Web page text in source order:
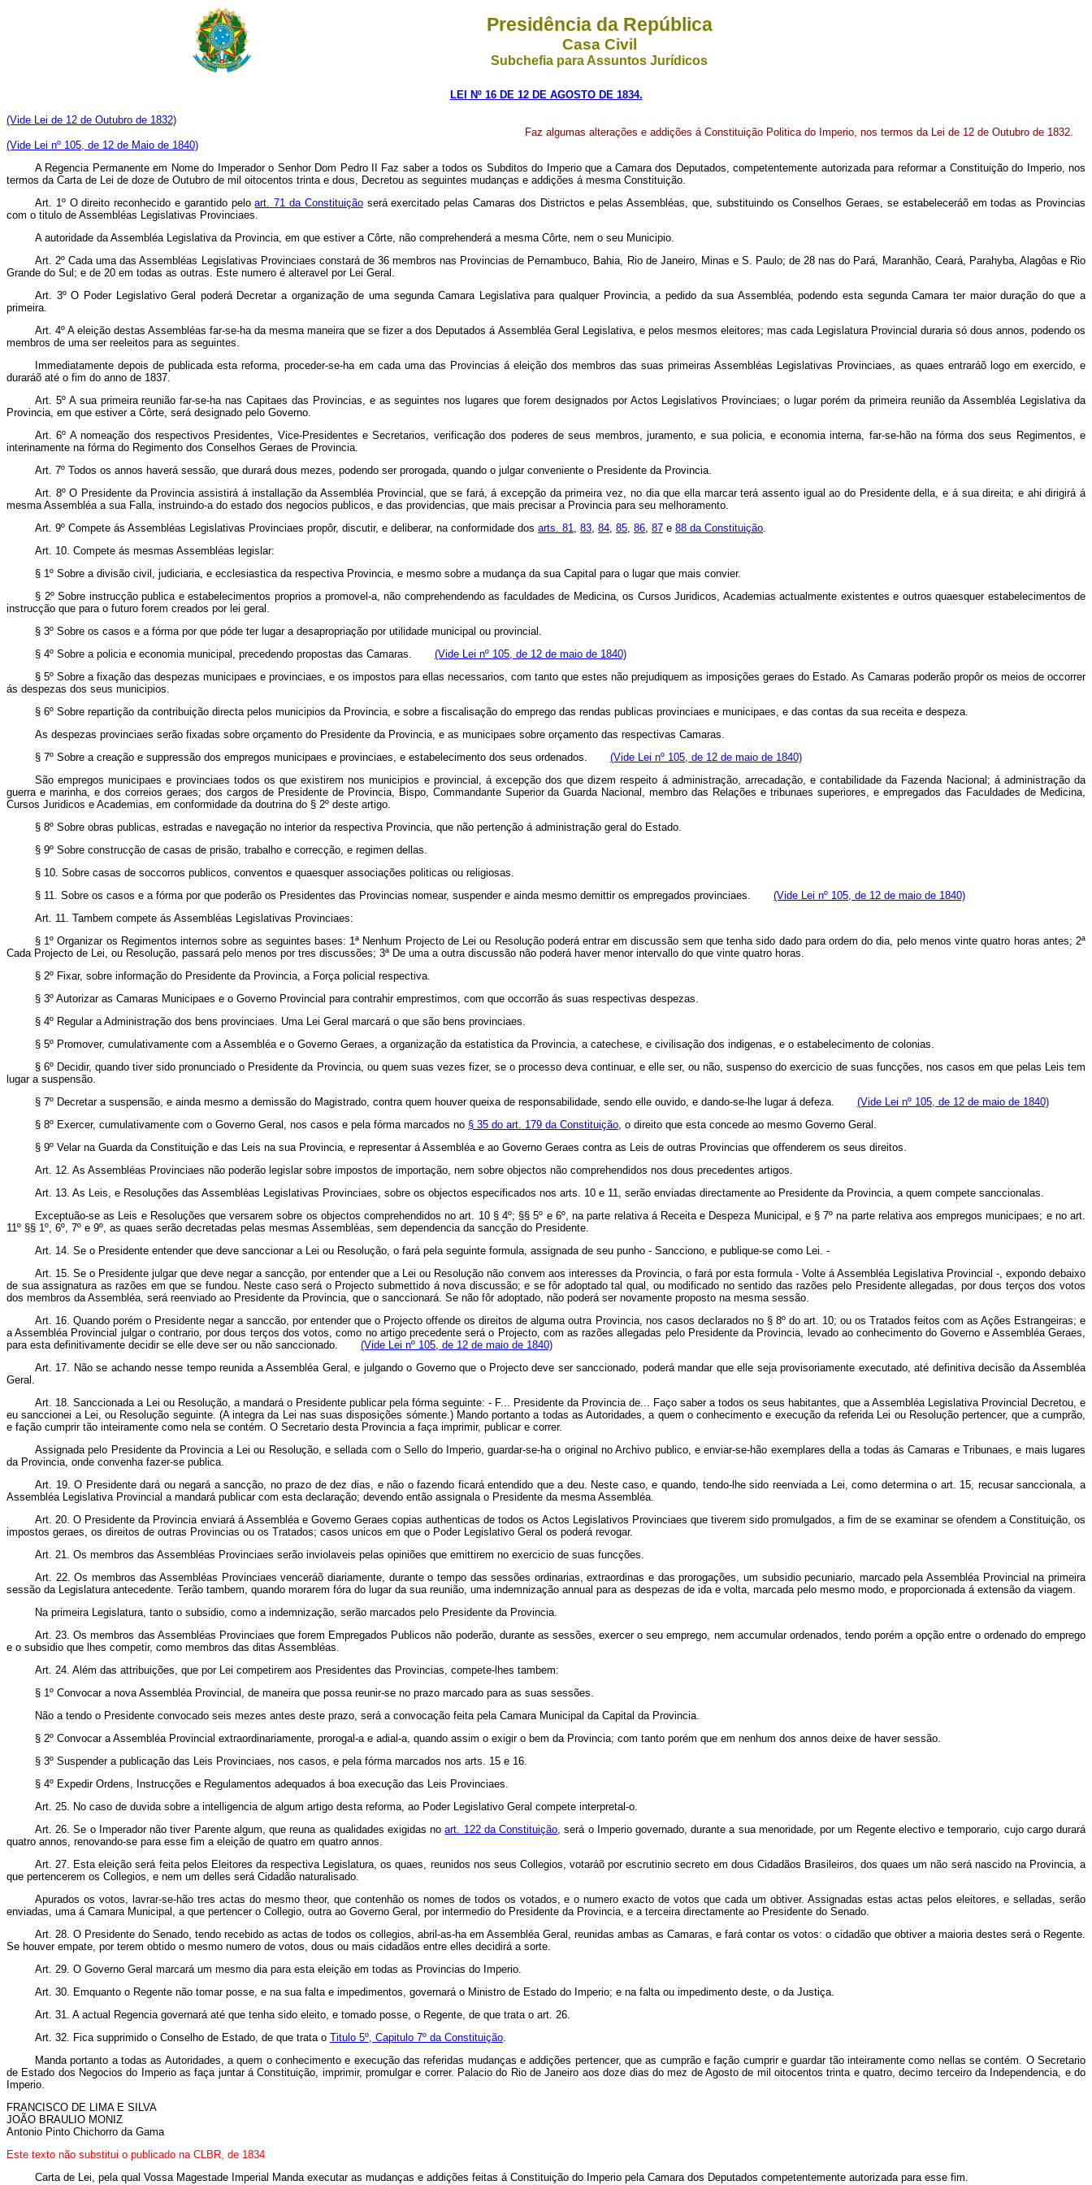
Presidência da República
Casa Civil
Subchefia para Assuntos Jurídicos
LEI Nº 16 DE 12 DE AGOSTO DE 1834.
(Vide Lei de 12 de Outubro de 1832)
(Vide Lei nº 105, de 12 de Maio de 1840)
Faz algumas alterações e addições á Constituição Politica do Imperio, nos termos da Lei de 12 de Outubro de 1832.
A Regencia Permanente em Nome do Imperador o Senhor Dom Pedro II Faz saber a todos os Subditos do Imperio que a Camara dos Deputados, competentemente autorizada para reformar a Constituição do Imperio, nos
termos da Carta de Lei de doze de Outubro de mil oitocentos trinta e dous, Decretou as seguintes mudanças e addições á mesma Constituição.
Art. 1º O direito reconhecido e garantido peloart. 71 da Constituiçãoserá exercitado pelas Camaras dos Districtos e pelas Assembléas, que, substituindo os Conselhos Geraes, se estabeleceráõ em todas as Provincias
com o titulo de Assembléas Legislativas Provinciaes.
A autoridade da Assembléa Legislativa da Provincia, em que estiver a Côrte, não comprehenderá a mesma Côrte, nem o seu Municipio.
Art. 2º Cada uma das Assembléas Legislativas Provinciaes constará de 36 membros nas Provincias de Pernambuco, Bahia, Rio de Janeiro, Minas e S. Paulo; de 28 nas do Pará, Maranhão, Ceará, Parahyba, Alagôas e Rio
Grande do Sul; e de 20 em todas as outras. Este numero é alteravel por Lei Geral.
Art. 3º O Poder Legislativo Geral poderá Decretar a organização de uma segunda Camara Legislativa para qualquer Provincia, a pedido da sua Assembléa, podendo esta segunda Camara ter maior duração do que a
primeira.
Art. 4º A eleição destas Assembléas far-se-ha da mesma maneira que se fizer a dos Deputados á Assembléa Geral Legislativa, e pelos mesmos eleitores; mas cada Legislatura Provincial duraria só dous annos, podendo os
membros de uma ser reeleitos para as seguintes.
Immediatamente depois de publicada esta reforma, proceder-se-ha em cada uma das Provincias á eleição dos membros das suas primeiras Assembléas Legislativas Provinciaes, as quaes entraráõ logo em exercido, e
duraráõ até o fim do anno de 1837.
Art. 5º A sua primeira reunião far-se-ha nas Capitaes das Provincias, e as seguintes nos lugares que forem designados por Actos Legislativos Provinciaes; o lugar porém da primeira reunião da Assembléa Legislativa da
Provincia, em que estiver a Côrte, será designado pelo Governo.
Art. 6º A nomeação dos respectivos Presidentes, Vice-Presidentes e Secretarios, verificação dos poderes de seus membros, juramento, e sua policia, e economia interna, far-se-hão na fórma dos seus Regimentos, e
interinamente na fórma do Regimento dos Conselhos Geraes de Provincia.
Art. 7º Todos os annos haverá sessão, que durará dous mezes, podendo ser prorogada, quando o julgar conveniente o Presidente da Provincia.
Art. 8º O Presidente da Provincia assistirá á installação da Assembléa Provincial, que se fará, á excepção da primeira vez, no dia que ella marcar terá assento igual ao do Presidente della, e á sua direita; e ahi dirigirá á
mesma Assembléa a sua Falla, instruindo-a do estado dos negocios publicos, e das providencias, que mais precisar a Provincia para seu melhoramento.
Art. 9º Compete ás Assembléas Legislativas Provinciaes propôr, discutir, e deliberar, na conformidade dos arts. 81, 83, 84, 85, 86, 87 e 88 da Constituição.
Art. 10. Compete ás mesmas Assembléas legislar:
§ 1º Sobre a divisão civil, judiciaria, e ecclesiastica da respectiva Provincia, e mesmo sobre a mudança da sua Capital para o lugar que mais convier.
§ 2º Sobre instrucção publica e estabelecimentos proprios a promovel-a, não comprehendendo as faculdades de Medicina, os Cursos Juridicos, Academias actualmente existentes e outros quaesquer estabelecimentos de
instrucção que para o futuro forem creados por lei geral.
§ 3º Sobre os casos e a fórma por que póde ter lugar a desapropriação por utilidade municipal ou provincial.
§ 4º Sobre a policia e economia municipal, precedendo propostas das Camaras. (Vide Lei nº 105, de 12 de maio de 1840)
§ 5º Sobre a fixação das despezas municipaes e provinciaes, e os impostos para ellas necessarios, com tanto que estes não prejudiquem as imposições geraes do Estado. As Camaras poderão propôr os meios de occorrer
ás despezas dos seus municipios.
§ 6º Sobre repartição da contribuição directa pelos municipios da Provincia, e sobre a fiscalisação do emprego das rendas publicas provinciaes e municipaes, e das contas da sua receita e despeza.
As despezas provinciaes serão fixadas sobre orçamento do Presidente da Provincia, e as municipaes sobre orçamento das respectivas Camaras.
§ 7º Sobre a creação e suppressão dos empregos municipaes e provinciaes, e estabelecimento dos seus ordenados. (Vide Lei nº 105, de 12 de maio de 1840)
São empregos municipaes e provinciaes todos os que existirem nos municipios e provincial, á excepção dos que dizem respeito á administração, arrecadação, e contabilidade da Fazenda Nacional; á administração da
guerra e marinha, e dos correios geraes; dos cargos de Presidente de Provincia, Bispo, Commandante Superior da Guarda Nacional, membro das Relações e tribunaes superiores, e empregados das Faculdades de Medicina,
Cursos Juridicos e Academias, em conformidade da doutrina do § 2º deste artigo.
§ 8º Sobre obras publicas, estradas e navegação no interior da respectiva Provincia, que não pertenção á administração geral do Estado.
§ 9º Sobre construcção de casas de prisão, trabalho e correcção, e regimen dellas.
§ 10. Sobre casas de soccorros publicos, conventos e quaesquer associações politicas ou religiosas.
§ 11. Sobre os casos e a fórma por que poderão os Presidentes das Provincias nomear, suspender e ainda mesmo demittir os empregados provinciaes. (Vide Lei nº 105, de 12 de maio de 1840)
Art. 11. Tambem compete ás Assembléas Legislativas Provinciaes:
§ 1º Organizar os Regimentos internos sobre as seguintes bases: 1ª Nenhum Projecto de Lei ou Resolução poderá entrar em discussão sem que tenha sido dado para ordem do dia, pelo menos vinte quatro horas antes; 2ª
Cada Projecto de Lei, ou Resolução, passará pelo menos por tres discussões; 3ª De uma a outra discussão não poderá haver menor intervallo do que vinte quatro horas.
§ 2º Fixar, sobre informação do Presidente da Provincia, a Força policial respectiva.
§ 3º Autorizar as Camaras Municipaes e o Governo Provincial para contrahir emprestimos, com que occorrão ás suas respectivas despezas.
§ 4º Regular a Administração dos bens provinciaes. Uma Lei Geral marcará o que são bens provinciaes.
§ 5º Promover, cumulativamente com a Assembléa e o Governo Geraes, a organização da estatistica da Provincia, a catechese, e civilisação dos indigenas, e o estabelecimento de colonias.
§ 6º Decidir, quando tiver sido pronunciado o Presidente da Provincia, ou quem suas vezes fizer, se o processo deva continuar, e elle ser, ou não, suspenso do exercicio de suas funcções, nos casos em que pelas Leis tem
lugar a suspensão.
§ 7º Decretar a suspensão, e ainda mesmo a demissão do Magistrado, contra quem houver queixa de responsabilidade, sendo elle ouvido, e dando-se-lhe lugar á defeza. (Vide Lei nº 105, de 12 de maio de 1840)
§ 8º Exercer, cumulativamente com o Governo Geral, nos casos e pela fórma marcados no § 35 do art. 179 da Constituição, o direito que esta concede ao mesmo Governo Geral.
§ 9º Velar na Guarda da Constituição e das Leis na sua Provincia, e representar á Assembléa e ao Governo Geraes contra as Leis de outras Provincias que offenderem os seus direitos.
Art. 12. As Assembléas Provinciaes não poderão legislar sobre impostos de importação, nem sobre objectos não comprehendidos nos dous precedentes artigos.
Art. 13. As Leis, e Resoluções das Assembléas Legislativas Provinciaes, sobre os objectos especificados nos arts. 10 e 11, serão enviadas directamente ao Presidente da Provincia, a quem compete sanccionalas.
Exceptuão-se as Leis e Resoluções que versarem sobre os objectos comprehendidos no art. 10 § 4º; §§ 5º e 6º, na parte relativa á Receita e Despeza Municipal, e § 7º na parte relativa aos empregos municipaes; e no art.
11º §§ 1º, 6º, 7º e 9º, as quaes serão decretadas pelas mesmas Assembléas, sem dependencia da sancção do Presidente.
Art. 14. Se o Presidente entender que deve sanccionar a Lei ou Resolução, o fará pela seguinte formula, assignada de seu punho - Sancciono, e publique-se como Lei. -
Art. 15. Se o Presidente julgar que deve negar a sancção, por entender que a Lei ou Resolução não convem aos interesses da Provincia, o fará por esta formula - Volte á Assembléa Legislativa Provincial -, expondo debaixo
de sua assignatura as razões em que se fundou. Neste caso será o Projecto submettido á nova discussão; e se fôr adoptado tal qual, ou modificado no sentido das razões pelo Presidente allegadas, por dous terços dos votos
dos membros da Assembléa, será reenviado ao Presidente da Provincia, que o sanccionará. Se não fôr adoptado, não poderá ser novamente proposto na mesma sessão.
Art. 16. Quando porém o Presidente negar a sanccão, por entender que o Projecto offende os direitos de alguma outra Provincia, nos casos declarados no § 8º do art. 10; ou os Tratados feitos com as Ações Estrangeiras; e
a Assembléa Provincial julgar o contrario, por dous terços dos votos, como no artigo precedente será o Projecto, com as razões allegadas pelo Presidente da Provincia, levado ao conhecimento do Governo e Assembléa Geraes,
para esta definitivamente decidir se elle deve ser ou não sanccionado.
(Vide Lei nº 105, de 12 de maio de 1840)
Art. 17. Não se achando nesse tempo reunida a Assembléa Geral, e julgando o Governo que o Projecto deve ser sanccionado, poderá mandar que elle seja provisoriamente executado, até definitiva decisão da Assembléa
Geral.
Art. 18. Sanccionada a Lei ou Resolução, a mandará o Presidente publicar pela fórma seguinte: - F... Presidente da Provincia de... Faço saber a todos os seus habitantes, que a Assembléa Legislativa Provincial Decretou, e
eu sanccionei a Lei, ou Resolução seguinte. (A integra da Lei nas suas disposições sómente.) Mando portanto a todas as Autoridades, a quem o conhecimento e execução da referida Lei ou Resolução pertencer, que a cumprão,
e fação cumprir tão inteiramente como nela se contém. O Secretario desta Provincia a faça imprimir, publicar e correr.
Assignada pelo Presidente da Provincia a Lei ou Resolução, e sellada com o Sello do Imperio, guardar-se-ha o original no Archivo publico, e enviar-se-hão exemplares della a todas ás Camaras e Tribunaes, e mais lugares
da Provincia, onde convenha fazer-se publica.
Art. 19. O Presidente dará ou negará a sancção, no prazo de dez dias, e não o fazendo ficará entendido que a deu. Neste caso, e quando, tendo-lhe sido reenviada a Lei, como determina o art. 15, recusar sanccionala, a
Assembléa Legislativa Provincial a mandará publicar com esta declaração; devendo então assignala o Presidente da mesma Assembléa.
Art. 20. O Presidente da Provincia enviará á Assembléa e Governo Geraes copias authenticas de todos os Actos Legislativos Provinciaes que tiverem sido promulgados, a fim de se examinar se ofendem a Constituição, os
impostos geraes, os direitos de outras Provincias ou os Tratados; casos unicos em que o Poder Legislativo Geral os poderá revogar.
Art. 21. Os membros das Assembléas Provinciaes serão inviolaveis pelas opiniões que emittirem no exercicio de suas funcções.
Art. 22. Os membros das Assembléas Provinciaes venceráõ diariamente, durante o tempo das sessões ordinarias, extraordinas e das prorogações, um subsidio pecuniario, marcado pela Assembléa Provincial na primeira
sessão da Legislatura antecedente. Terão tambem, quando morarem fóra do lugar da sua reunião, uma indemnização annual para as despezas de ida e volta, marcada pelo mesmo modo, e proporcionada á extensão da viagem.
Na primeira Legislatura, tanto o subsidio, como a indemnização, serão marcados pelo Presidente da Provincia.
Art. 23. Os membros das Assembléas Provinciaes que forem Empregados Publicos não poderão, durante as sessões, exercer o seu emprego, nem accumular ordenados, tendo porém a opção entre o ordenado do emprego
e o subsidio que lhes competir, como membros das ditas Assembléas.
Art. 24. Além das attribuições, que por Lei competirem aos Presidentes das Provincias, compete-lhes tambem:
§ 1º Convocar a nova Assembléa Provincial, de maneira que possa reunir-se no prazo marcado para as suas sessões.
Não a tendo o Presidente convocado seis mezes antes deste prazo, será a convocação feita pela Camara Municipal da Capital da Provincia.
§ 2º Convocar a Assembléa Provincial extraordinariamente, prorogal-a e adial-a, quando assim o exigir o bem da Provincia; com tanto porém que em nenhum dos annos deixe de haver sessão.
§ 3º Suspender a publicação das Leis Provinciaes, nos casos, e pela fórma marcados nos arts. 15 e 16.
§ 4º Expedir Ordens, Instrucções e Regulamentos adequados á boa execução das Leis Provinciaes.
Art. 25. No caso de duvida sobre a intelligencia de algum artigo desta reforma, ao Poder Legislativo Geral compete interpretal-o.
Art. 26. Se o Imperador não tiver Parente algum, que reuna as qualidades exigidas noart. 122 da Constituição, será o Imperio governado, durante a sua menoridade, por um Regente electivo e temporario, cujo cargo durará
quatro annos, renovando-se para esse fim a eleição de quatro em quatro annos.
Art. 27. Esta eleição será feita pelos Eleitores da respectiva Legislatura, os quaes, reunidos nos seus Collegios, votaráõ por escrutinio secreto em dous Cidadãos Brasileiros, dos quaes um não será nascido na Provincia, a
que pertencerem os Collegios, e nem um delles será Cidadão naturalisado.
Apurados os votos, lavrar-se-hão tres actas do mesmo theor, que contenhão os nomes de todos os votados, e o numero exacto de votos que cada um obtiver. Assignadas estas actas pelos eleitores, e selladas, serão
enviadas, uma á Camara Municipal, a que pertencer o Collegio, outra ao Governo Geral, por intermedio do Presidente da Provincia, e a terceira directamente ao Presidente do Senado.
Art. 28. O Presidente do Senado, tendo recebido as actas de todos os collegios, abril-as-ha em Assembléa Geral, reunidas ambas as Camaras, e fará contar os votos: o cidadão que obtiver a maioria destes será o Regente.
Se houver empate, por terem obtido o mesmo numero de votos, dous ou mais cidadãos entre elles decidirá a sorte.
Art. 29. O Governo Geral marcará um mesmo dia para esta eleição em todas as Provincias do Imperio.
Art. 30. Emquanto o Regente não tomar posse, e na sua falta e impedimentos, governará o Ministro de Estado do Imperio; e na falta ou impedimento deste, o da Justiça.
Art. 31. A actual Regencia governará até que tenha sido eleito, e tomado posse, o Regente, de que trata o art. 26.
Art. 32. Fica supprimido o Conselho de Estado, de que trata o Titulo 5º, Capitulo 7º da Constituição.
Manda portanto a todas as Autoridades, a quem o conhecimento e execução das referidas mudanças e addições pertencer, que as cumprão e fação cumprir e guardar tão inteiramente como nellas se contém. O Secretario
de Estado dos Negocios do Imperio as faça juntar á Constituição, imprimir, promulgar e correr. Palacio do Rio de Janeiro aos doze dias do mez de Agosto de mil oitocentos trinta e quatro, decimo terceiro da Independencia, e do
Imperio.
FRANCISCO DE LIMA E SILVA
JOÃO BRAULIO MONIZ
Antonio Pinto Chichorro da Gama
Este texto não substitui o publicado na CLBR, de 1834
Carta de Lei, pela qual Vossa Magestade Imperial Manda executar as mudanças e addições feitas á Constituição do Imperio pela Camara dos Deputados competentemente autorizada para esse fim.